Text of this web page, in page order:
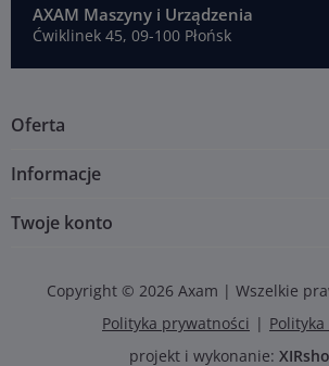
AXAM Maszyny i Urządzenia
Ćwiklinek 45, 09-100 Płońsk
Oferta
Informacje
Twoje konto
Copyright © 2026 Axam | Wszelkie
Polityka prywatności
Polityka
projekt i wykonanie: